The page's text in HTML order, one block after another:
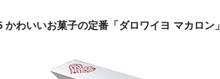
かわいいお菓子の定番「ダロワイヨ マカロン」